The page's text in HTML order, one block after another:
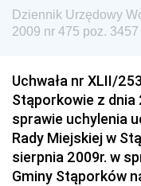
Dziennik
Granicznej
Drogowego
Dziennik
Dziennik
Dziennik
Społecznej
Dziennik Urzędowy
2009 nr 475 poz. 3457
Uchwała nr XLII/
Stąporkowie z dnia
sprawie uchylenia
Rady Miejskiej w
sierpnia 2009r. w
Gminy Stąporków